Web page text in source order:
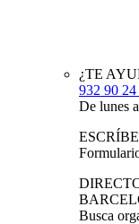
¿TE
932 90 24
De lunes
Busca